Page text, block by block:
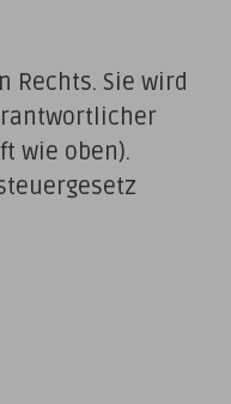
Rechts. Sie wird
wie oben).